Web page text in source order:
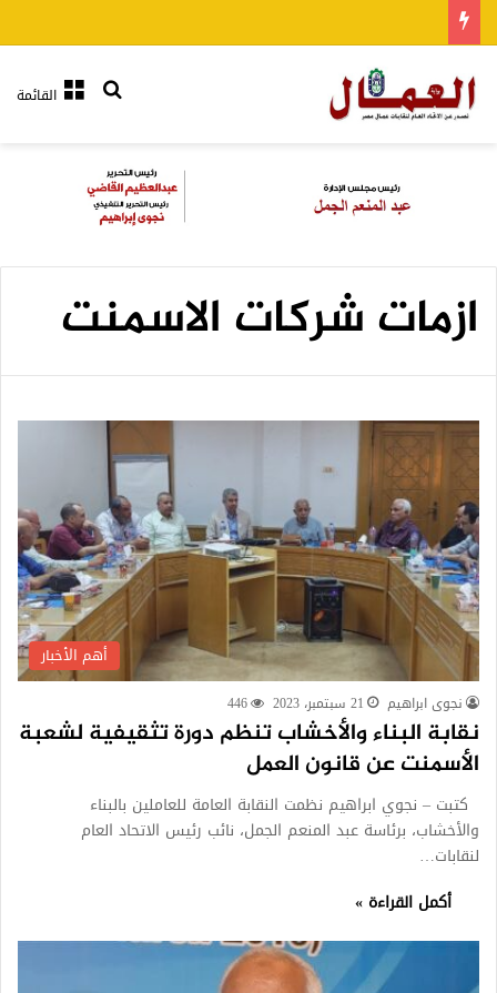
القائمةبحث عن
ازمات شركات الاسمنت
أهم الأخبار
نجوى ابراهيم 21 سبتمبر، 2023 446
نقابة البناء والأخشاب تنظم دورة تثقيفية لشعبة
الأسمنت عن قانون العمل
كتبت – نجوي ابراهيم نظمت النقابة العامة للعاملين بالبناء
والأخشاب، برئاسة عبد المنعم الجمل، نائب رئيس الاتحاد العام
لنقابات…
أكمل القراءة »